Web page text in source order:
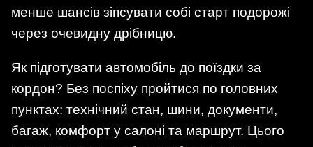
менше шансів зіпсувати собі старт подорожі
через очевидну дрібницю.
Як підготувати автомобіль до поїздки за
кордон? Без поспіху пройтися по головних
пунктах: технічний стан, шини, документи,
багаж, комфорт у салоні та маршрут. Цього